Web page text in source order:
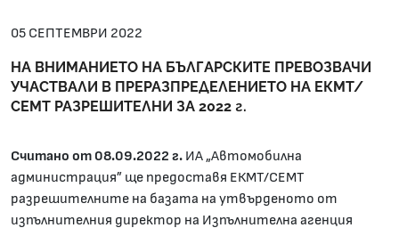
05 СЕПТЕМВРИ 2022
НА ВНИМАНИЕТО НА БЪЛГАРСКИТЕ ПРЕВОЗВАЧИ
УЧАСТВАЛИ В ПРЕРАЗПРЕДЕЛЕНИЕТО НА ЕКМТ/
СЕМТ РАЗРЕШИТЕЛНИ ЗА 2022 г.
Считано от 08.09.2022 г. ИА „Автомобилна
администрация” ще предоставя ЕКМТ/СЕМТ
разрешителните на базата на утвърденото от
изпълнителния директор на Изпълнителна агенция